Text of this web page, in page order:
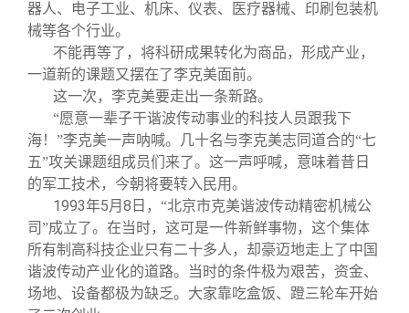
器人、电子工业、机床、仪表、医疗器械、印刷包装机
械等各个行业。
不能再等了，将科研成果转化为商品，形成产业，
一道新的课题又摆在了李克美面前。
这一次，李克美要走出一条新路。
“愿意一辈子干谐波传动事业的科技人员跟我下
海！”李克美一声呐喊。几十名与李克美志同道合的“七
五”攻关课题组成员们来了。这一声呼喊，意味着昔日
的军工技术，今朝将要转入民用。
1993年5月 8 日 ，“北京市克美谐波传动精密机械公
司”成立了。在当时，这可是一件新鲜事物，这个集体
所有制高科技企业只有二十多人，却豪迈地走上了中国
谐波传动产业化的道路。当时的条件极为艰苦，资金、
场地、设备都极为缺乏。大家靠吃盒饭、蹬三轮车开始